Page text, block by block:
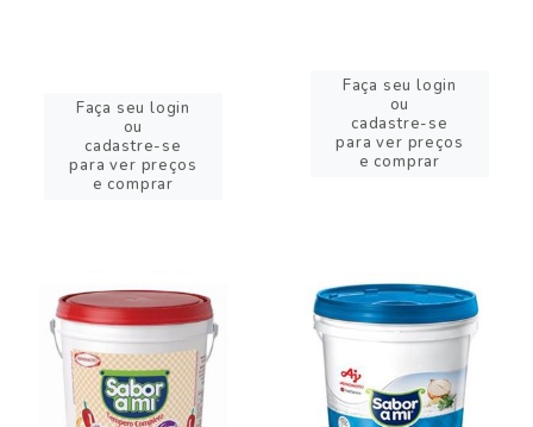
Faça seu login
ou
cadastre-se
para ver preços
e comprar
Faça seu login
ou
cadastre-se
para ver preços
e comprar